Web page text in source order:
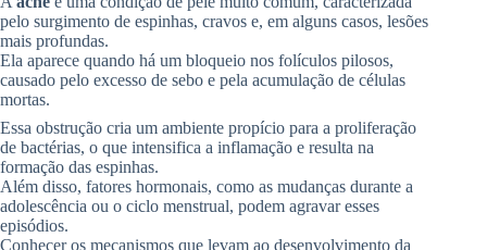
pelo surgimento de espinhas, cravos e, em alguns casos, lesões
mais profundas.
Ela aparece quando há um bloqueio nos folículos pilosos,
causado pelo excesso de sebo e pela acumulação de células
mortas.
Essa obstrução cria um ambiente propício para a proliferação
de bactérias, o que intensifica a inflamação e resulta na
formação das espinhas.
Além disso, fatores hormonais, como as mudanças durante a
adolescência ou o ciclo menstrual, podem agravar esses
episódios.
Conhecer os mecanismos que levam ao desenvolvimento da